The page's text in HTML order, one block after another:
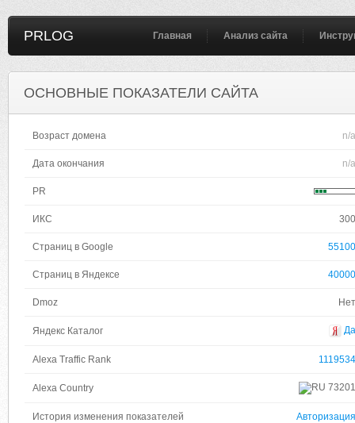
PRLOG Главная Анализ сайта
ОСНОВНЫЕ ПОКАЗАТЕЛИ САЙТА
Возраст домена n/a
Дата окончания n/a
PR
ИКС 300
Страниц в Google 55100
Страниц в Яндексе 40000
Dmoz Нет
Яндекс Каталог Да
Alexa Traffic Rank 1119534
Alexa Country 73201
История изменения показателей Авторизация